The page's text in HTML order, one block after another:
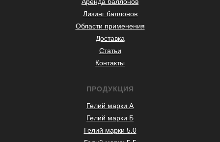
ПРОДУКЦИЯ
Гелий марки А
Гелий марки Б
Гелий марки 5.0
Лизинг баллонов
Области применения
Доставка
Статьи
Контакты